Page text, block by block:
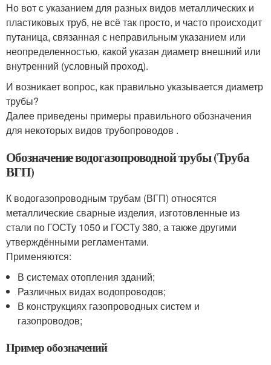
Но вот с указанием для разных видов металлических и
пластиковых труб, не всё так просто, и часто происходит
путаница, связанная с неправильным указанием или
неопределенностью, какой указан диаметр внешний или
внутренний (условный проход).
И возникает вопрос, как правильно указывается диаметр
трубы?
Далее приведены примеры правильного обозначения
для некоторых видов трубопроводов .
Обозначение водогазопроводной трубы (Труба
ВГП)
К водогазопроводным трубам (ВГП) относятся
металлические сварные изделия, изготовленные из
стали по ГОСТу 1050 и ГОСТу 380, а также другими
утверждёнными регламентами.
Применяются:
В системах отопления зданий;
Различных видах водопроводов;
В конструкциях газопроводных систем и
газопроводов;
Пример обозначений